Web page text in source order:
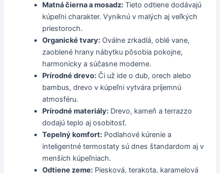
Matná čierna a mosadz: Tieto odtiene dodávajú
kúpeľni charakter. Vyniknú v malých aj veľkých
priestoroch.
Organické tvary: Oválne zrkadlá, oblé vane,
zaoblené hrany nábytku pôsobia pokojne,
harmonicky a súčasne moderne.
Prírodné drevo: Či už ide o dub, orech alebo
bambus, drevo v kúpeľni vytvára príjemnú
atmosféru.
Prírodné materiály: Drevo, kameň a terrazzo
dodajú teplo aj osobitosť.
Tepelný komfort: Podlahové kúrenie a
inteligentné termostaty sú dnes štandardom aj v
menších kúpeľniach.
Odtiene zeme: Piesková, terakota, karamelová